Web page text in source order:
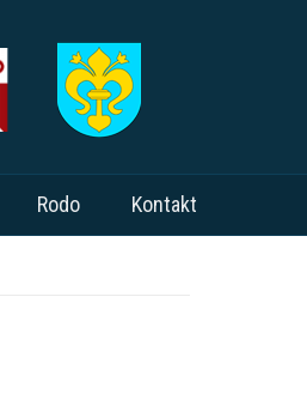
Rodo Kontakt